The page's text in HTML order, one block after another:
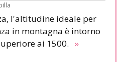
l'altitudine ideale per
in montagna è intorno
ai 1500. »